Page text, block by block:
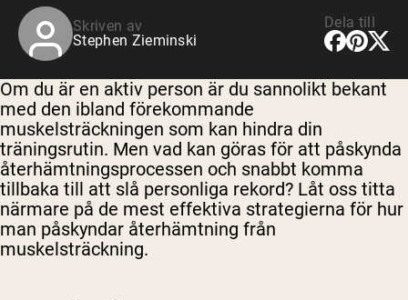
Shop All Vegan Protein
Skriven av
Stephen Zieminski
Dela till
Om du är en aktiv person är du sannolikt bekant
med den ibland förekommande
muskelsträckningen som kan hindra din
träningsrutin. Men vad kan göras för att påskynda
återhämtningsprocessen och snabbt komma
tillbaka till att slå personliga rekord? Låt oss titta
närmare på de mest effektiva strategierna för hur
man påskyndar återhämtning från
muskelsträckning.